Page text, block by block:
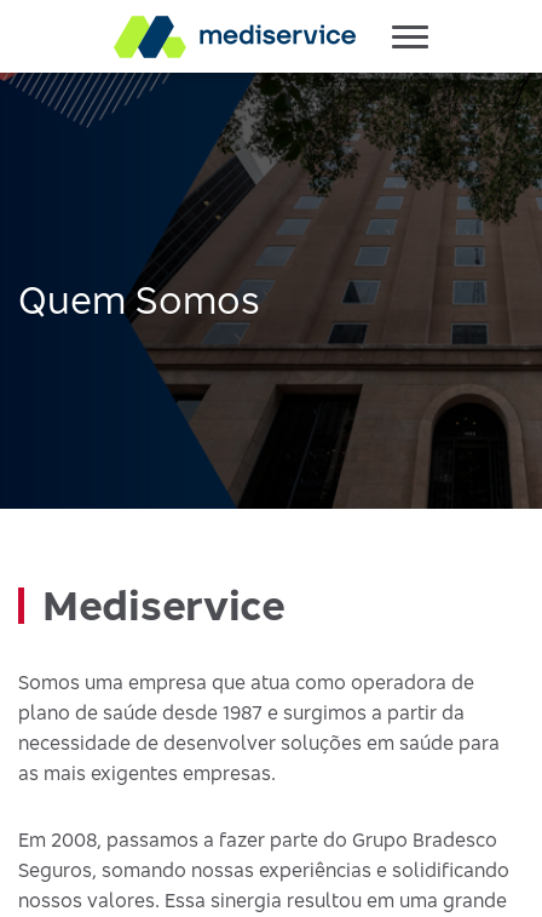
Quem Somos
Mediservice
Somos uma empresa que atua como operadora de
plano de saúde desde 1987 e surgimos a partir da
necessidade de desenvolver soluções em saúde para
as mais exigentes empresas.
Em 2008, passamos a fazer parte do Grupo Bradesco
Seguros, somando nossas experiências e solidificando
nossos valores. Essa sinergia resultou em uma grande